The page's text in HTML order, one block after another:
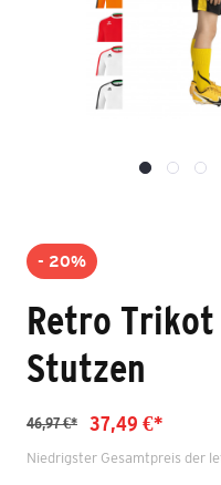
- 20%
Retro
Stutzen
46,97 €* 37,49 €*
Niedrigster Gesamtpreis der